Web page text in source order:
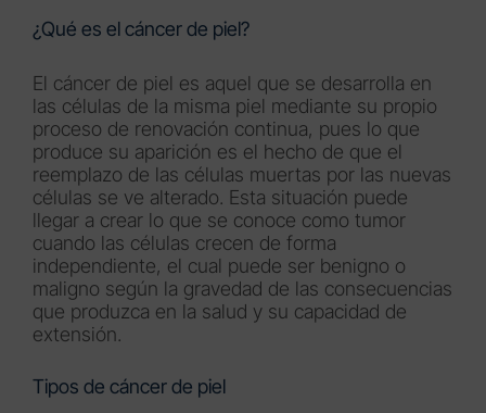
¿Qué es el cáncer de piel?
El cáncer de piel es aquel que se desarrolla en
las células de la misma piel mediante su propio
proceso de renovación continua, pues lo que
produce su aparición es el hecho de que el
reemplazo de las células muertas por las nuevas
células se ve alterado. Esta situación puede
llegar a crear lo que se conoce como tumor
cuando las células crecen de forma
independiente, el cual puede ser benigno o
maligno según la gravedad de las consecuencias
que produzca en la salud y su capacidad de
extensión.
Tipos de cáncer de piel